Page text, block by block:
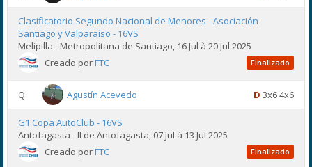
Clasificatorio Segundo Nacional de Menores - Asociación
Santiago y Valparaíso - 16VS
Melipilla - Metropolitana de Santiago, 16 Jul à 20 Jul 2025
Creado porFTC Finalizado
Q Agustín Acevedo D 3x6 4x6
G1 Copa AutoClub - 16VS
Antofagasta - II de Antofagasta, 07 Jul à 13 Jul 2025
Creado porFTC Finalizado